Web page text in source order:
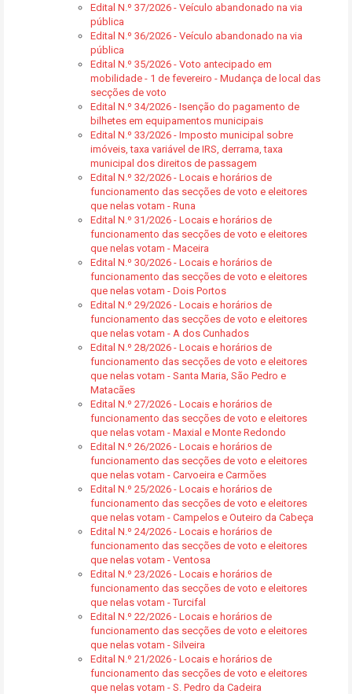
Edital N.º 37/2026 - Veículo abandonado na via
pública
Edital N.º 36/2026 - Veículo abandonado na via
pública
Edital N.º 35/2026 - Voto antecipado em
mobilidade - 1 de fevereiro - Mudança de local das
secções de voto
Edital N.º 34/2026 - Isenção do pagamento de
bilhetes em equipamentos municipais
Edital N.º 33/2026 - Imposto municipal sobre
imóveis, taxa variável de IRS, derrama, taxa
municipal dos direitos de passagem
Edital N.º 32/2026 - Locais e horários de
funcionamento das secções de voto e eleitores
que nelas votam - Runa
Edital N.º 31/2026 - Locais e horários de
funcionamento das secções de voto e eleitores
que nelas votam - Maceira
Edital N.º 30/2026 - Locais e horários de
funcionamento das secções de voto e eleitores
que nelas votam - Dois Portos
Edital N.º 29/2026 - Locais e horários de
funcionamento das secções de voto e eleitores
que nelas votam - A dos Cunhados
Edital N.º 28/2026 - Locais e horários de
funcionamento das secções de voto e eleitores
que nelas votam - Santa Maria, São Pedro e
Matacães
Edital N.º 27/2026 - Locais e horários de
funcionamento das secções de voto e eleitores
que nelas votam - Maxial e Monte Redondo
Edital N.º 26/2026 - Locais e horários de
funcionamento das secções de voto e eleitores
que nelas votam - Carvoeira e Carmões
Edital N.º 25/2026 - Locais e horários de
funcionamento das secções de voto e eleitores
que nelas votam - Campelos e Outeiro da Cabeça
Edital N.º 24/2026 - Locais e horários de
funcionamento das secções de voto e eleitores
que nelas votam - Ventosa
Edital N.º 23/2026 - Locais e horários de
funcionamento das secções de voto e eleitores
que nelas votam - Turcifal
Edital N.º 22/2026 - Locais e horários de
funcionamento das secções de voto e eleitores
que nelas votam - Silveira
Edital N.º 21/2026 - Locais e horários de
funcionamento das secções de voto e eleitores
que nelas votam - S. Pedro da Cadeira